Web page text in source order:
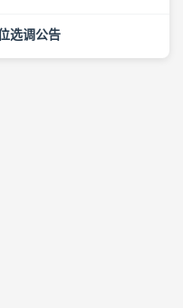
选调公告